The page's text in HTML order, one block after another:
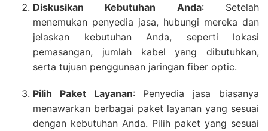
Diskusikan Kebutuhan Anda: Setelah
menemukan penyedia jasa, hubungi mereka dan
jelaskan kebutuhan Anda, seperti lokasi
pemasangan, jumlah kabel yang dibutuhkan,
serta tujuan penggunaan jaringan fiber optic.
Pilih Paket Layanan: Penyedia jasa biasanya
menawarkan berbagai paket layanan yang sesuai
dengan kebutuhan Anda. Pilih paket yang sesuai